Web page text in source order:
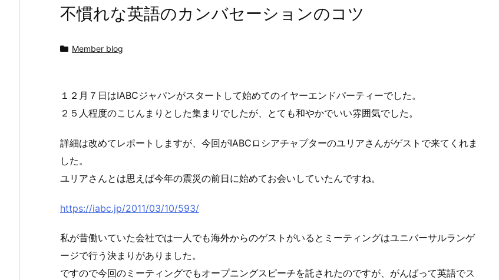
不慣れな英語のカンバセーションのコツ
Member blog
１２月７日はIABCジャパンがスタートして始めてのイヤーエンドパーティーでした。
２５人程度のこじんまりとした集まりでしたが、とても和やかでいい雰囲気でした。
詳細は改めてレポートしますが、今回がIABCロシアチャプターのユリアさんがゲストで来てくれま
した。
ユリアさんとは思えば今年の震災の前日に始めてお会いしていたんですね。
https://iabc.jp/2011/03/10/593/
私が昔働いていた会社では一人でも海外からのゲストがいるとミーティングはユニバーサルランゲ
ージで行う決まりがありました。
ですので今回のミーティングでもオープニングスピーチを託されたのですが、がんばって英語でス